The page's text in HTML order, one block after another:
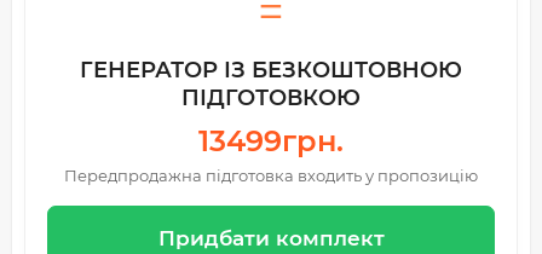
ГЕНЕРАТОР ІЗ БЕЗКОШТОВНОЮ
ПІДГОТОВКОЮ
13499грн.
Передпродажна підготовка входить у пропозицію
Придбати комплект